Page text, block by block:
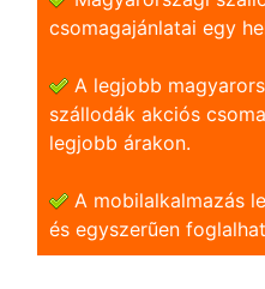
csomagajánlatai egy
A legjobb
szállodák akciós
legjobb árakon.
A mobilalkalmazás
és egyszerũen